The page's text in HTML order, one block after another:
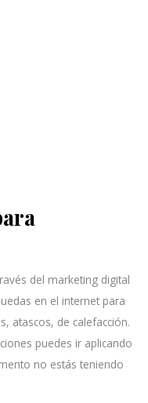
del marketing digital
en el internet para
atascos, de calefacción.
puedes ir aplicando
no estás teniendo